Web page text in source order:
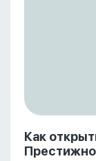
Как